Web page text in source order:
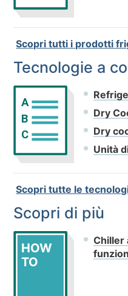
Scopri tutti i prodotti
Tecnologie a
A
B
C
Dry
Dry
Unità
Scopri tutte le
Scopri di più
HOW
TO
Chiller